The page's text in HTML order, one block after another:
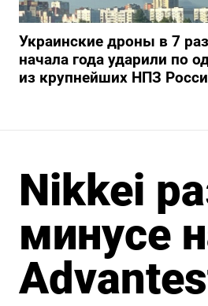
Украинские дроны в 7
начала года ударили по
из крупнейших НПЗ
Nikkei
минусе